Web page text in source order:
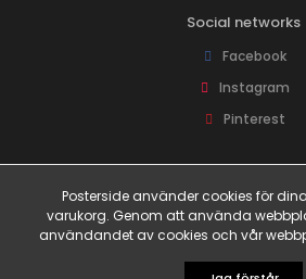
Social networks
Facebook
Instagram
Pinterest
Få tillgång till rabattkoder och fina
© 2026 Posterside.se
Posterside använder cookies för
varukorg. Genom att använda
användandet av cookies och vår